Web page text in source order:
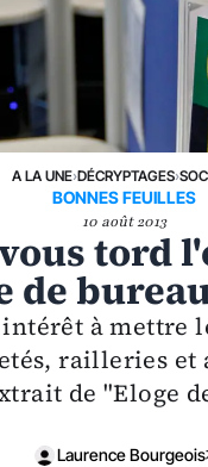
A LA UNE›DÉCRYPTAGES›
BONNES FEUILLES
10 août 2013
tord
intérêt à
railleries
de "Eloge
Laurence Bourgeois